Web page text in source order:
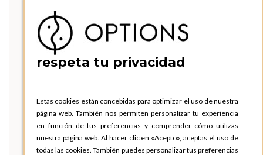
respeta tu privacidad
Estas cookies están concebidas para optimizar el uso de nuestra
página web. También nos permiten personalizar tu experiencia
en función de tus preferencias y comprender cómo utilizas
nuestra página web. Al hacer clic en «Acepto», aceptas el uso de
todas las cookies. También puedes personalizar tus preferencias